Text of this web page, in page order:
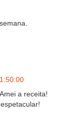
a receita!